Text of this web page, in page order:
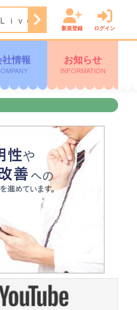
ｉｖｅ Ｎｅｗｓ ｄａｙｓ
新規登録 ログイン
情報 お知らせ
INFORMATION